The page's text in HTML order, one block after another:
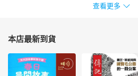
查看更多
本店最新到貨